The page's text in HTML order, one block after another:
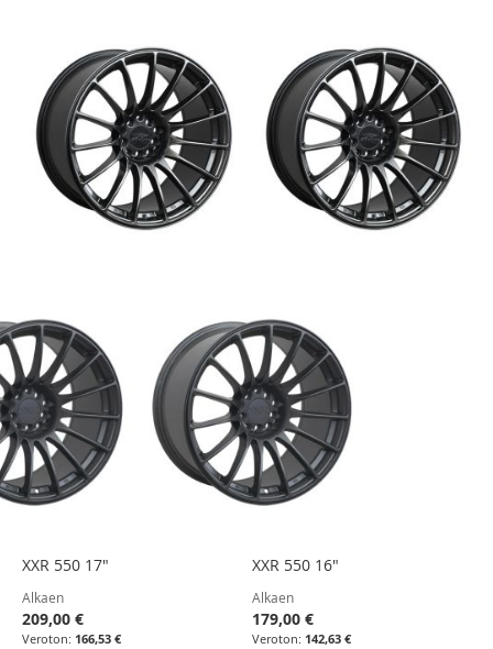
XXR 550 17"
Alkaen
209,00 €
166,53 €
XXR 550 16"
Alkaen
179,00 €
142,63 €